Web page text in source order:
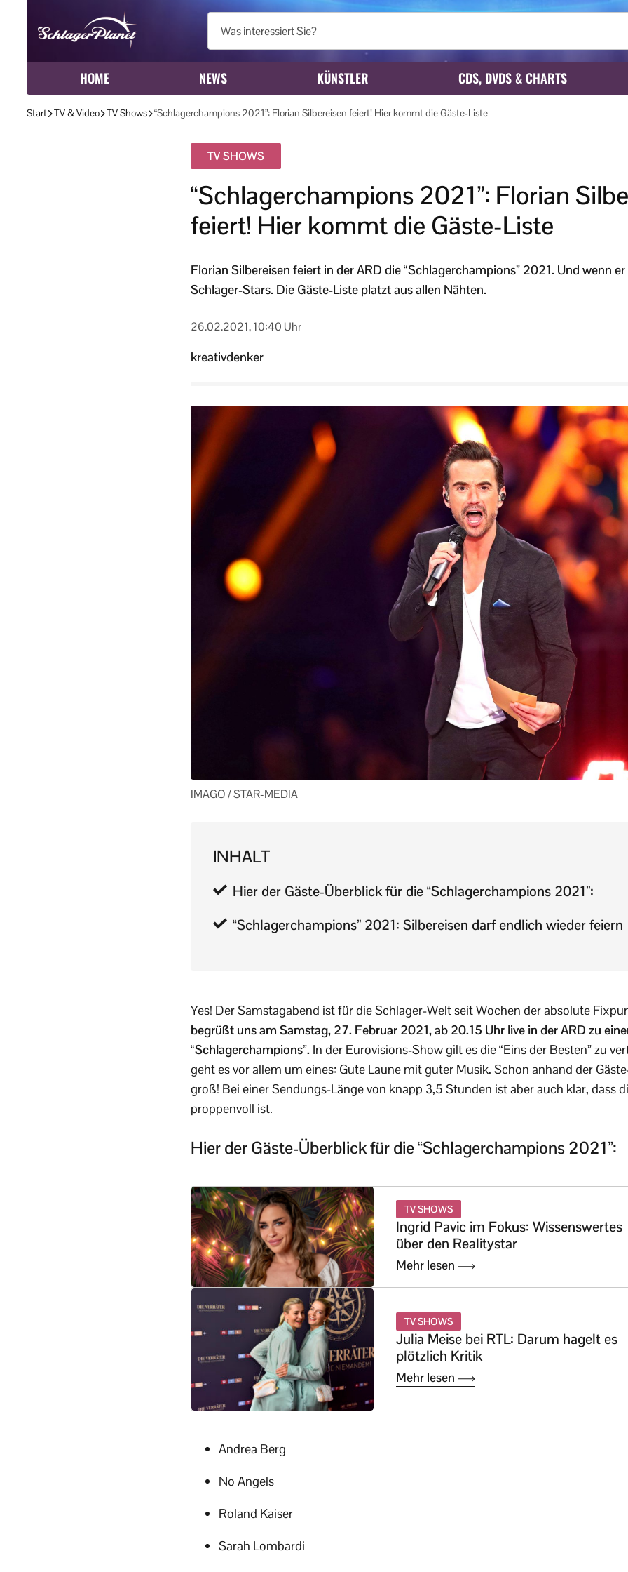
HOME NEWS KÜNSTLER CDS, DVDS & CHARTS
Start TV & Video TV Shows “Schlagerchampions 2021”: Florian Silbereisen feiert! Hier kommt die Gäste-Liste
TV SHOWS
“Schlagerchampions 2021”: Florian
feiert! Hier kommt die Gäste-Liste
Florian Silbereisen feiert in der ARD die “Schlagerchampions” 2021. Und wenn
Schlager-Stars. Die Gäste-Liste platzt aus allen Nähten.
26.02.2021, 10:40 Uhr
kreativdenker
IMAGO / STAR-MEDIA
INHALT
Hier der Gäste-Überblick für die “Schlagerchampions 2021”:
“Schlagerchampions” 2021: Silbereisen darf endlich wieder feiern
Yes! Der Samstagabend ist für die Schlager-Welt seit Wochen der absolute
begrüßt uns am Samstag, 27. Februar 2021, ab 20.15 Uhr live in der ARD zu
“Schlagerchampions”. In der Eurovisions-Show gilt es die “Eins der Besten” zu
geht es vor allem um eines: Gute Laune mit guter Musik. Schon anhand der
groß! Bei einer Sendungs-Länge von knapp 3,5 Stunden ist aber auch klar, dass
proppenvoll ist.
Hier der Gäste-Überblick für die “Schlagerchampions 2021”:
TV SHOWS
Ingrid Pavic im Fokus: Wissenswertes
über den Realitystar
Mehr lesen
TV SHOWS
Julia Meise bei RTL: Darum hagelt es
plötzlich Kritik
Mehr lesen
Andrea Berg
No Angels
Roland Kaiser
Sarah Lombardi